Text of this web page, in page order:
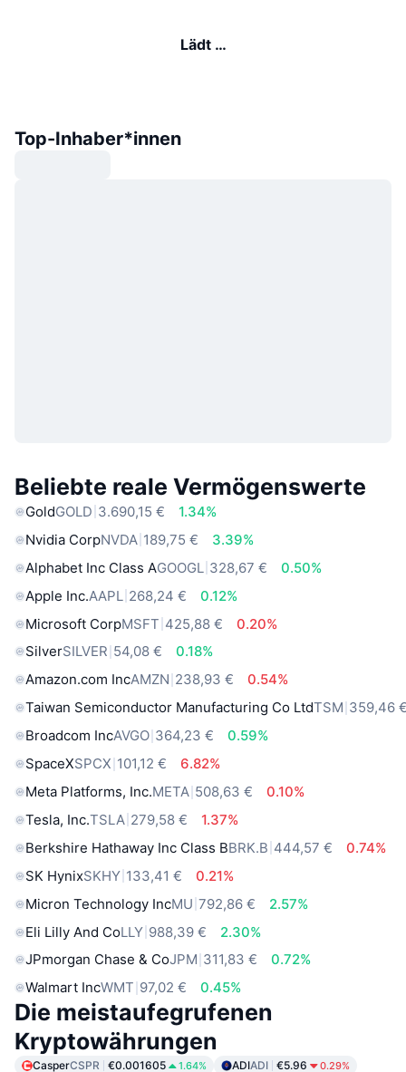
Lädt …
Top-Inhaber*innen
Beliebte reale Vermögenswerte
GoldGOLD 3.690,15 €
1.34%
Nvidia CorpNVDA 189,75 €
3.39%
Alphabet Inc Class AGOOGL 328,67 €
0.50%
Apple Inc.AAPL 268,24 €
0.12%
Microsoft CorpMSFT 425,88 €
0.20%
SilverSILVER 54,08 €
0.18%
Amazon.com IncAMZN 238,93 €
0.54%
Taiwan Semiconductor Manufacturing Co LtdTSM 359,46
Broadcom IncAVGO 364,23 €
0.59%
SpaceXSPCX 101,12 €
6.82%
Meta Platforms, Inc.META 508,63 €
0.10%
Tesla, Inc.TSLA 279,58 €
1.37%
Berkshire Hathaway Inc Class BBRK.B 444,57 €
0.74%
SK HynixSKHY 133,41 €
0.21%
Micron Technology IncMU 792,86 €
2.57%
Eli Lilly And CoLLY 988,39 €
2.30%
JPmorgan Chase & CoJPM 311,83 €
0.72%
Walmart IncWMT 97,02 € 0.45%
Die meistaufegrufenen
Kryptowährungen
CasperCSPR €0.001605 1.64% ADIADI €5.96 0.29%